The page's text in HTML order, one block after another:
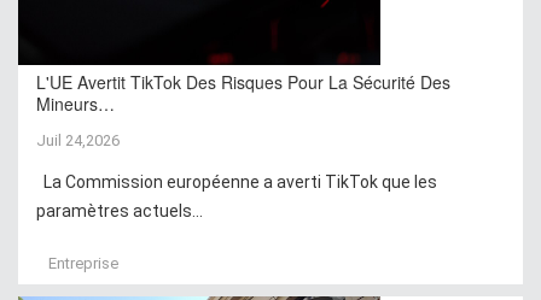
L'UE Avertit TikTok Des Risques Pour La Sécurité Des
Mineurs…
Juil 24,2026
La Commission européenne a averti TikTok que les
paramètres actuels...
Entreprise